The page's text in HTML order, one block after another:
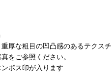
重厚な粗目の凹凸感のあるテクス
をご参照ください。
ボス印が入ります